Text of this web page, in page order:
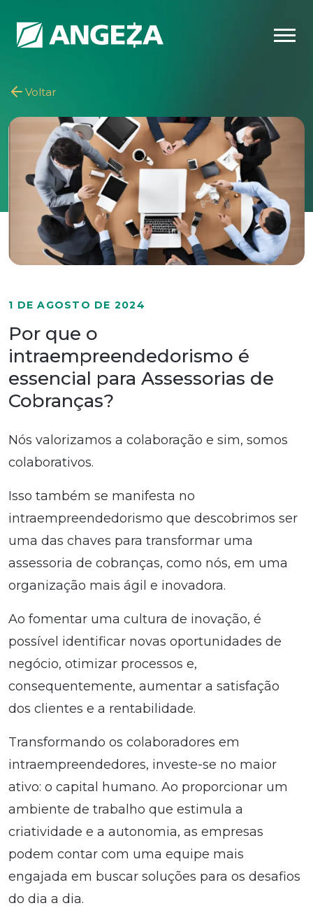
Voltar
1 DE AGOSTO DE 2024
Por que o
intraempreendedorismo é
essencial para Assessorias de
Cobranças?
Nós valorizamos a colaboração e sim, somos
colaborativos.
Isso também se manifesta no
intraempreendedorismo que descobrimos ser
uma das chaves para transformar uma
assessoria de cobranças, como nós, em uma
organização mais ágil e inovadora.
Ao fomentar uma cultura de inovação, é
possível identificar novas oportunidades de
negócio, otimizar processos e,
consequentemente, aumentar a satisfação
dos clientes e a rentabilidade.
Transformando os colaboradores em
intraempreendedores, investe-se no maior
ativo: o capital humano. Ao proporcionar um
ambiente de trabalho que estimula a
criatividade e a autonomia, as empresas
podem contar com uma equipe mais
engajada em buscar soluções para os desafios
do dia a dia.